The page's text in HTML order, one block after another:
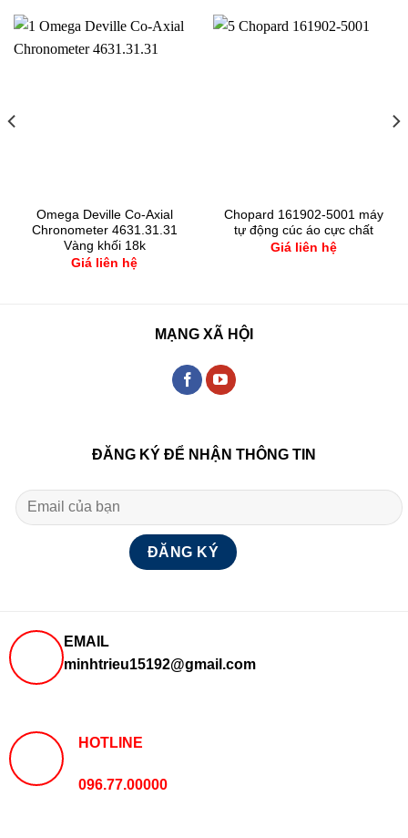
Omega Deville Co-Axial
Chronometer 4631.31.31
Vàng khối 18k
Giá liên hệ
Chopard 161902-5001 máy
tự động cúc áo cực chất
Giá liên hệ
MẠNG XÃ HỘI
ĐĂNG KÝ ĐỂ NHẬN THÔNG TIN
EMAIL
minhtrieu15192@gmail.com
HOTLINE
096.77.00000